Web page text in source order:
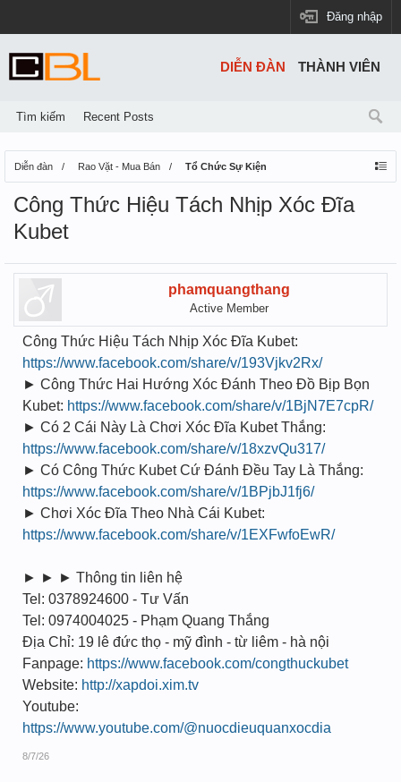
Đăng nhập
Diễn đàn Rao Vặt - Mua Bán Tổ Chức Sự Kiện
Công Thức Hiệu Tách Nhịp Xóc Đĩa
Kubet
phamquangthang
Active Member
Công Thức Hiệu Tách Nhịp Xóc Đĩa Kubet:
https://www.facebook.com/share/v/193Vjkv2Rx/
► Công Thức Hai Hướng Xóc Đánh Theo Đồ Bịp Bọn
Kubet: https://www.facebook.com/share/v/1BjN7E7cpR/
► Có 2 Cái Này Là Chơi Xóc Đĩa Kubet Thắng:
https://www.facebook.com/share/v/18xzvQu317/
► Có Công Thức Kubet Cứ Đánh Đều Tay Là Thắng:
https://www.facebook.com/share/v/1BPjbJ1fj6/
► Chơi Xóc Đĩa Theo Nhà Cái Kubet:
https://www.facebook.com/share/v/1EXFwfoEwR/
► ► ► Thông tin liên hệ
Tel: 0378924600 - Tư Vấn
Tel: 0974004025 - Phạm Quang Thắng
Địa Chỉ: 19 lê đức thọ - mỹ đình - từ liêm - hà nội
Fanpage: https://www.facebook.com/congthuckubet
Website: http://xapdoi.xim.tv
Youtube:
https://www.youtube.com/@nuocdieuquanxocdia
8/7/26
DIỄN ĐÀN
Tìm kiếm Recent Posts
THÀNH VIÊN